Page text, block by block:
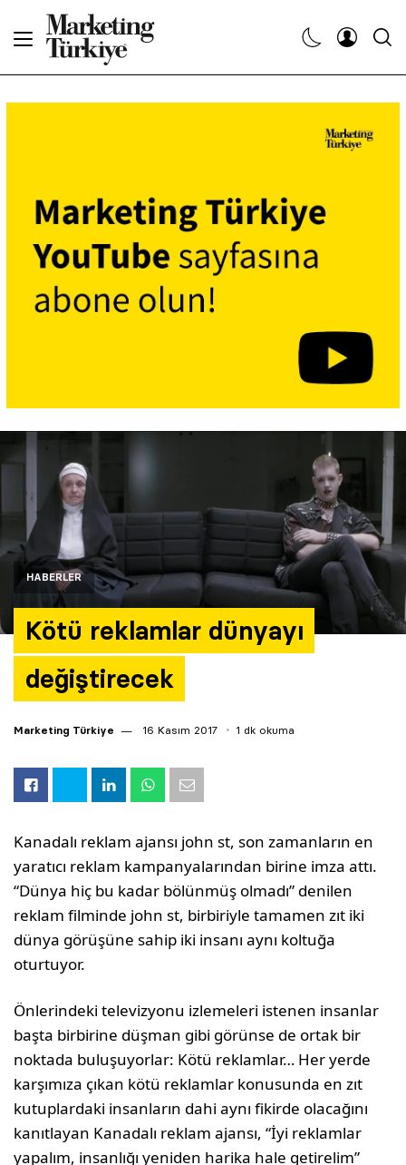
HABERLER
Kötü reklamlar dünyayı
değiştirecek
Marketing Türkiye 16 Kasım 2017 1 dk okuma
Kanadalı reklam ajansı john st, son zamanların en
yaratıcı reklam kampanyalarından birine imza attı.
“Dünya hiç bu kadar bölünmüş olmadı” denilen
reklam filminde john st, birbiriyle tamamen zıt iki
dünya görüşüne sahip iki insanı aynı koltuğa
oturtuyor.
Önlerindeki televizyonu izlemeleri istenen insanlar
başta birbirine düşman gibi görünse de ortak bir
noktada buluşuyorlar: Kötü reklamlar… Her yerde
karşımıza çıkan kötü reklamlar konusunda en zıt
kutuplardaki insanların dahi aynı fikirde olacağını
kanıtlayan Kanadalı reklam ajansı, “İyi reklamlar
yapalım, insanlığı yeniden harika hale getirelim”
Dergiler
Etkinlikler
Araştırma